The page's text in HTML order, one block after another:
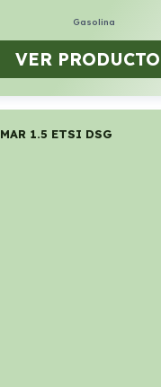
Gasolina
VER PRODUCTO
1.5 ETSI DSG